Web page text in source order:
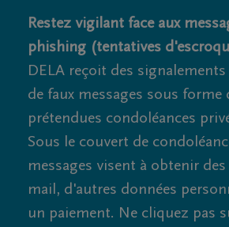
Restez vigilant face aux
phishing (tentatives
DELA reçoit des
de faux messages sous forme
prétendues condoléances
Sous le couvert de
messages visent à obtenir des
mail, d'autres données
un paiement. Ne cliquez pas